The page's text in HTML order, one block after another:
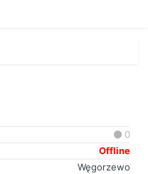
0
Offline
Węgorzewo